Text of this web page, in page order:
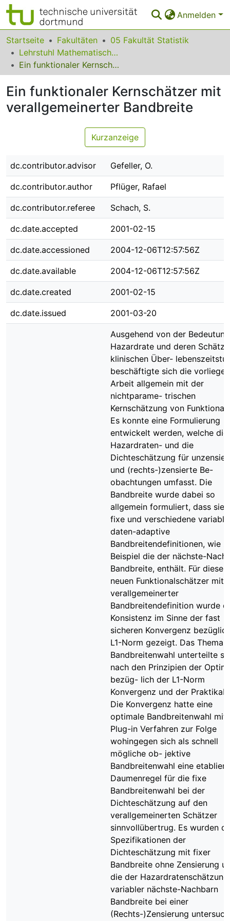
Anmelden
Bereiche & Sammlungen
Das gesamte Repositorium
Zurück zur Startseite
Startseite Fakultäten
05 Fakultät Statistik
Lehrstuhl Mathematische Statistik und biometrische Anwendungen
Ein funktionaler Kernschätzer mit verallgemeinerter Bandbreite
Ein funktionaler Kernschätzer mit
verallgemeinerter Bandbreite
Kurzanzeige
dc.contributor.advisor Gefeller, O.
dc.contributor.author Pflüger, Rafael
dc.contributor.referee Schach, S.
dc.date.accepted 2001-02-15
dc.date.accessioned 2004-12-06T12:57:56Z
dc.date.available 2004-12-06T12:57:56Z
dc.date.created 2001-02-15
dc.date.issued 2001-03-20
Ausgehend von der
Hazardrate und deren
klinischen Über-
beschäftigte sich die
Arbeit allgemein mit der
nichtparame- trischen
Kernschätzung von
Es konnte eine Formulierung
entwickelt werden, welche die
Hazardraten- und die
Dichteschätzung für
und (rechts-)zensierte Be-
obachtungen umfasst. Die
Bandbreite wurde dabei so
allgemein formuliert, dass sie
fixe und verschiedene variable
daten-adaptive
Bandbreitendefinitionen, wie
Beispiel die der nächste-
Bandbreite, enthält. Für diesen
neuen Funktionalschätzer mit
verallgemeinerter
Bandbreitendefinition wurde
Konsistenz im Sinne der fast
sicheren Konvergenz
L1-Norm gezeigt. Das Thema
Bandbreitenwahl unterteilte
nach den Prinzipien der
bezüg- lich der L1-Norm
Konvergenz und der
Die Konvergenz hatte eine
optimale Bandbreitenwahl mit
Plug-in Verfahren zur Folge
wohingegen sich als schnell
mögliche ob- jektive
Bandbreitenwahl eine
Daumenregel für die fixe
Bandbreitenwahl bei der
Dichteschätzung auf den
verallgemeinerten Schätzer
sinnvollübertrug. Es wurden
Spezifikationen der
Dichteschätzung mit fixer
Bandbreite ohne Zensierung
die der
variabler nächste-Nachbarn
Bandbreite bei einer
(Rechts-)Zensierung